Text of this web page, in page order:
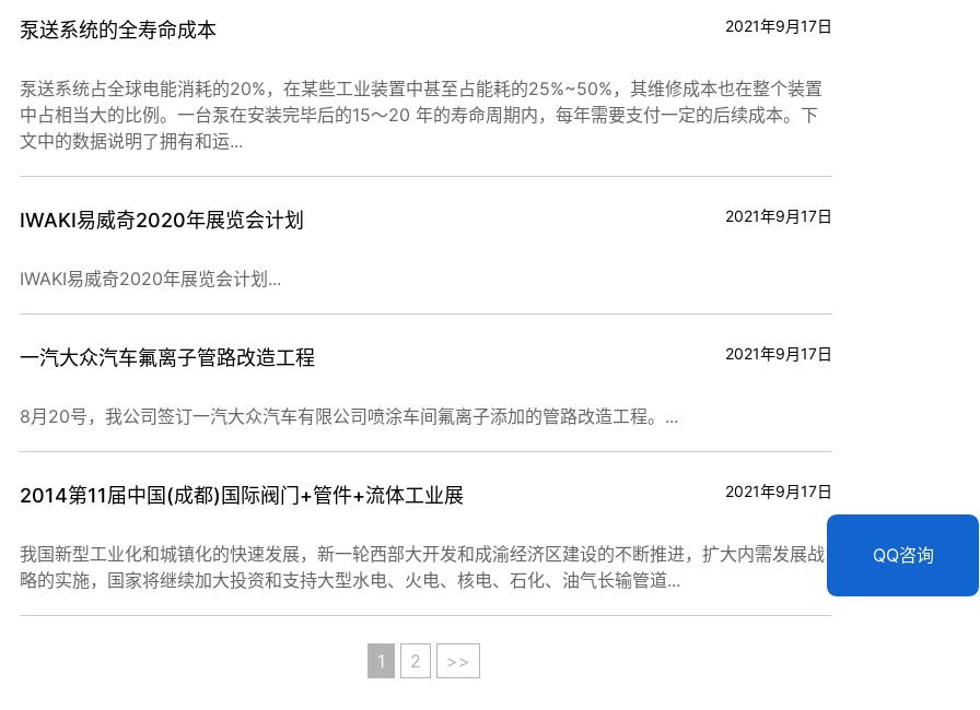
QQ咨询
泵送系统的全寿命成本 2021年9月17日
泵送系统占全球电能消耗的20%，在某些工业装置中甚至占能耗的25%~50%，其维修成本也在整个装置
中占相当大的比例。一台泵在安装完毕后的15～20 年的寿命周期内，每年需要支付一定的后续成本。下
文中的数据说明了拥有和运...
IWAKI易威奇2020年展览会计划 2021年9月17日
IWAKI易威奇2020年展览会计划...
一汽大众汽车氟离子管路改造工程 2021年9月17日
8月20号，我公司签订一汽大众汽车有限公司喷涂车间氟离子添加的管路改造工程。...
2014第11届中国(成都)国际阀门+管件+流体工业展 2021年9月17日
我国新型工业化和城镇化的快速发展，新一轮西部大开发和成渝经济区建设的不断推进，扩大内需发展战
略的实施，国家将继续加大投资和支持大型水电、火电、核电、石化、油气长输管道...
1 2 >>